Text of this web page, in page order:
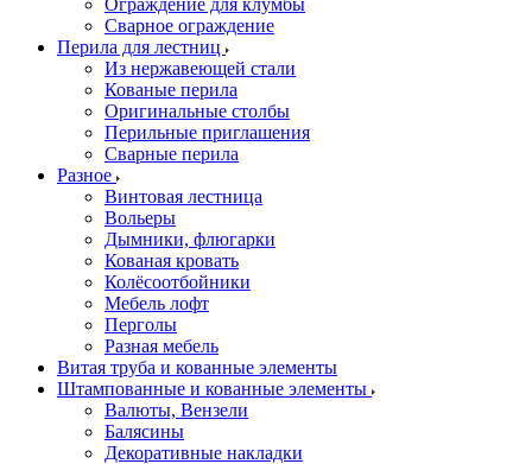
Ограждение для клумбы
Сварное ограждение
Перила для лестниц
Из нержавеющей стали
Кованые перила
Оригинальные столбы
Перильные приглашения
Сварные перила
Разное
Винтовая лестница
Вольеры
Дымники, флюгарки
Кованая кровать
Колёсоотбойники
Мебель лофт
Перголы
Разная мебель
Витая труба и кованные элементы
Штампованные и кованные элементы
Валюты, Вензели
Балясины
Декоративные накладки